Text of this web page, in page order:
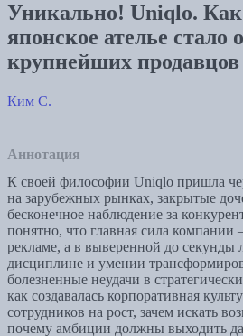
Уникально! Uniqlo.
японское ателье стало
крупнейших продавцов
Ким С.
Аннотация
К своей философии Uniqlo пришла
на зарубежных рынках, закрытые
бесконечное наблюдение за
понятно, что главная сила
рекламе, а в выверенной до секунды
дисциплине и умении
болезненные неудачи в
как создавалась корпоративная
сотрудников на рост, зачем искать
почему амбиции должны выходить